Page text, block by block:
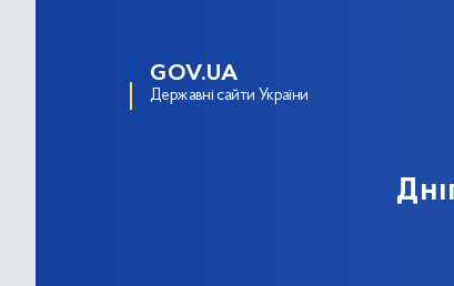
GOV.UA
Державні сайти України